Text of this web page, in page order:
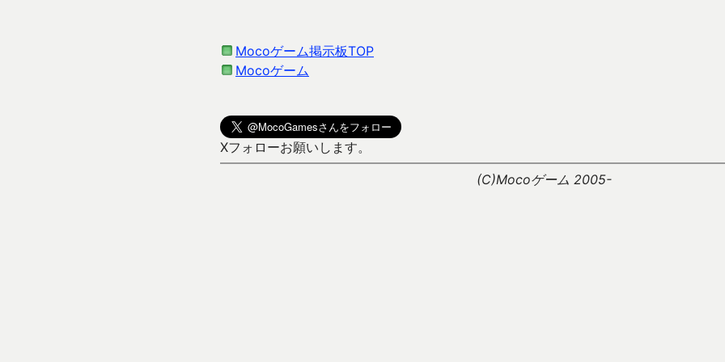
Mocoゲーム掲示板TOP
Mocoゲーム
Xフォローお願いします。
(C)Mocoゲーム 2005-